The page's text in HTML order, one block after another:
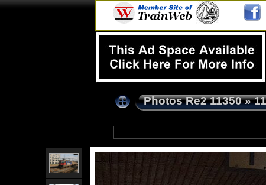
Photos Re2 11350»